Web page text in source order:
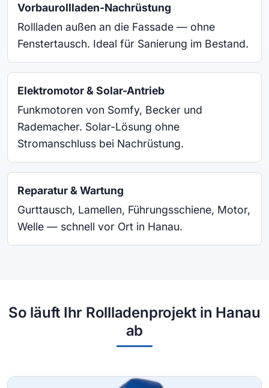
Vorbaurollladen-Nachrüstung
Rollladen außen an die Fassade — ohne
Fenstertausch. Ideal für Sanierung im Bestand.
Elektromotor & Solar-Antrieb
Funkmotoren von Somfy, Becker und
Rademacher. Solar-Lösung ohne
Stromanschluss bei Nachrüstung.
Reparatur & Wartung
Gurttausch, Lamellen, Führungsschiene, Motor,
Welle — schnell vor Ort in Hanau.
So läuft Ihr Rollladenprojekt in Hanau
ab